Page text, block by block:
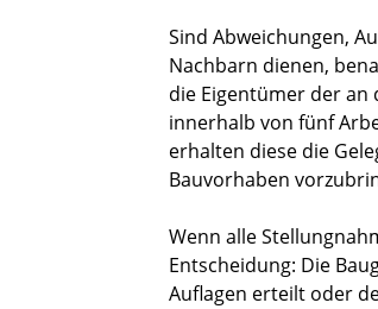
Sind Abweichungen,
Nachbarn dienen,
die Eigentümer der an
innerhalb von fünf
erhalten diese die
Bauvorhaben
Wenn alle
Entscheidung: Die
Auflagen erteilt oder